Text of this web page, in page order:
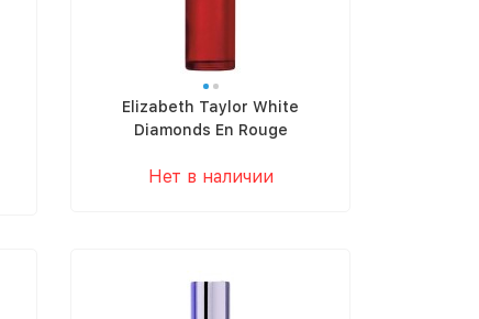
Elizabeth Taylor White
Diamonds En Rouge
Нет в наличии